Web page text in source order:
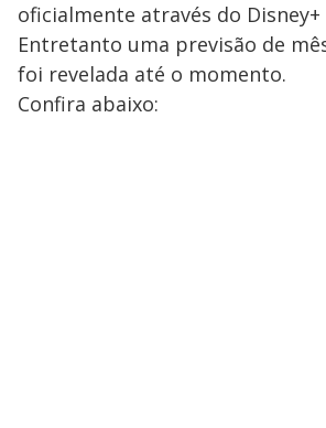
oficialmente através do Disney+
Entretanto uma previsão de
foi revelada até o momento.
Confira abaixo: